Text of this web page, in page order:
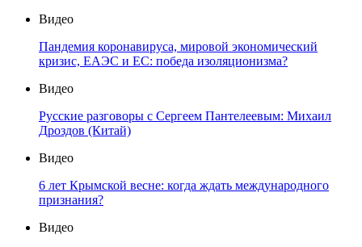
Видео
Пандемия коронавируса, мировой экономический
кризис, ЕАЭС и ЕС: победа изоляционизма?
Видео
Русские разговоры с Сергеем Пантелеевым: Михаил
Дроздов (Китай)
Видео
6 лет Крымской весне: когда ждать международного
признания?
Видео